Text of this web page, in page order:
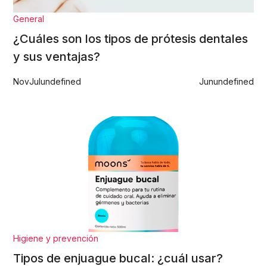
General
¿Cuáles son los tipos de prótesis dentales
y sus ventajas?
NovJulundefined Junundefined
Higiene y prevención
Tipos de enjuague bucal: ¿cuál usar?